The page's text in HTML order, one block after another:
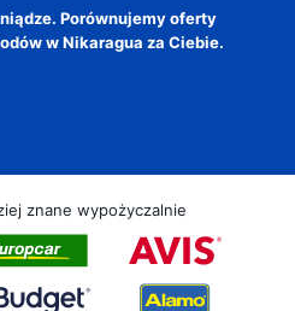
Porównujemy oferty
w Nikaragua za Ciebie.
znane wypożyczalnie